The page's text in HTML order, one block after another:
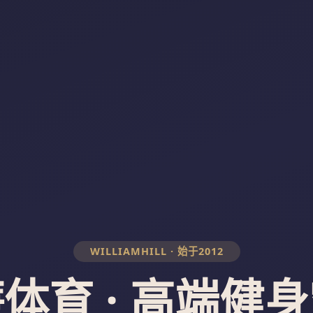
WILLIAMHILL · 始于2012
育 · 高端健